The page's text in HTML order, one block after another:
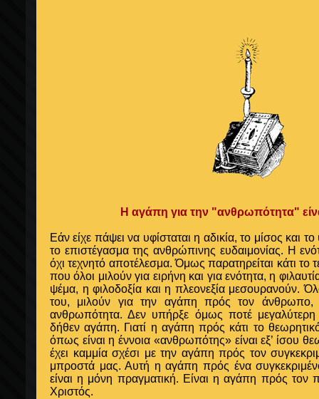
Η αγάπη για την "ανθρωπότητα"
Εάν είχε πάψει να υφίσταται η αδικία, το μίσος και
το επιστέγασμα της ανθρώπινης ευδαιμονίας. Η
όχι τεχνητό αποτέλεσμα. Όμως παρατηρείται κάτι το
που όλοι μιλούν για ειρήνη και για ενότητα, η
ψέμα, η φιλοδοξία και η πλεονεξία μεσουρανούν.
του, μιλούν για την αγάπη πρός τον
ανθρωπότητα. Δεν υπήρξε όμως ποτέ
δήθεν αγάπη. Γιατί η αγάπη πρός κάτι το
όπως είναι η έννοια «ανθρωπότης» είναι εξ’ ίσου
έχει καμμία σχέσι με την αγάπη πρός τον
μπροστά μας. Αυτή η αγάπη πρός ένα
είναι η μόνη πραγματική. Είναι η αγάπη πρός τον
Χριστός.